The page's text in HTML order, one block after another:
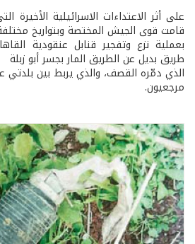
على أثر الاعتداءات الاسرائيلية
قامت قوى الجيش المختصة وبتواريخ
بعملية نزع وتفجير قنابل عنقودية
طريق بديل عن الطريق المار بجسر أبو زبلة
الذي دمّره القصف، والذي يربط بين
مرجعيون.